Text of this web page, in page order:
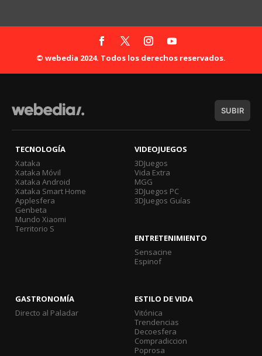
© webedia 2024. Todos los derechos reservados.
SUBIR
TECNOLOGÍA
Xataka
Xataka Móvil
Xataka Android
Xataka Smart Home
Applesfera
Genbeta
Mundo Xiaomi
Territorio S
VIDEOJUEGOS
3DJuegos
Vida Extra
MGG
3DJuegos PC
3DJuegos Guías
ENTRETENIMIENTO
Sensacine
Espinof
GASTRONOMÍA
Directo al Paladar
ESTILO DE VIDA
Vitónica
Trendencias
Decoesfera
Compradiccion
Poprosa